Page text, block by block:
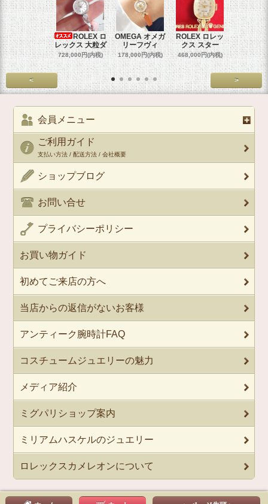
ROLEX ロ
レックス 大粒ダ
728,000円(内税)
OMEGA オメガ
リーフヴィ
178,000円(内税)
ROLEX ロレッ
クス スター
468,000円(内税)
ROLEX
クス
458,000円
< >
会員メニュー
ご利用ガイド
支払い方法 / 配送方法 / 会社概要
ショップブログ
お問い合せ
プライバシーポリシー
お買い物ガイド
初めてご来店の方へ
当店からの返信がないお客様
アンティーク腕時計FAQ
コスチュームジュエリーの魅力
メディア紹介
ミグパリショップ案内
ミリアムハスケルのジュエリー
ロレックスカメレオンについて